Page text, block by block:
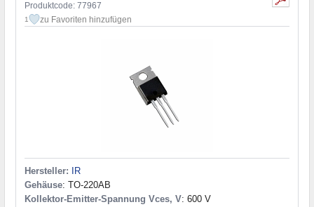
Produktcode: 77967
1 zu Favoriten hinzufügen
Hersteller:
IR
Gehäuse: TO-220AB
Kollektor-Emitter-Spannung Vces, V: 600 V